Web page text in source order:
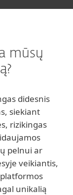
mūsų
didesnis
siekiant
rizikingas
pelnui ar
veikiantis,
platformos
unikalią